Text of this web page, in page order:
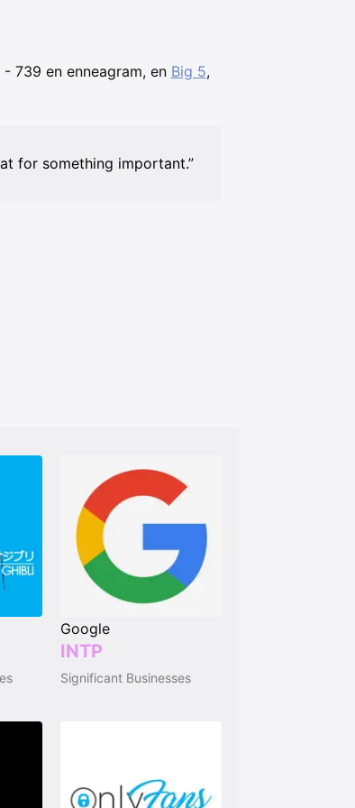
739 en enneagram, en Big 5,
for something important.”
Google
INTP
Significant Businesses